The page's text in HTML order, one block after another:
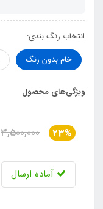
انتخاب رنگ بندی:
خام بدون رنگ
ویژگی‌های محصول
23%
3,500,000
آماده ارسال